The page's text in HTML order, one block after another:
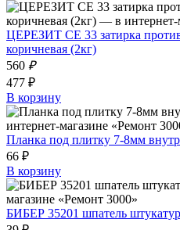
ЦЕРЕЗИТ СЕ 33 затирка
коричневая (2кг)
560 ₽
477 ₽
В корзину
Планка под плитку 7-8мм
66 ₽
В корзину
БИБЕР 35201 шпатель